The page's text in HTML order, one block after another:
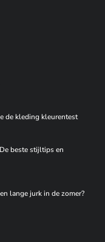
de kleding kleurentest
beste stijltips en
lange jurk in de zomer?